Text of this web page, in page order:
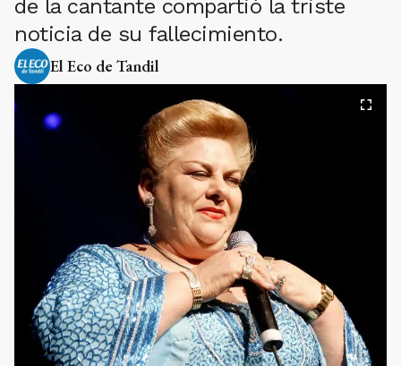
de la cantante compartió la triste
noticia de su fallecimiento.
El Eco de Tandil